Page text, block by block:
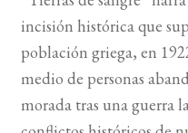
incisión histórica que
población griega, en
medio de personas
morada tras una guerra